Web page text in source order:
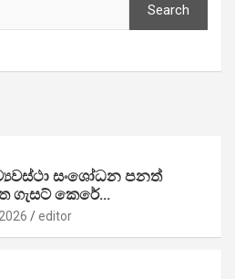
Search
සංශෝධන පනත්
ගැසට් කෙරේ…
editor